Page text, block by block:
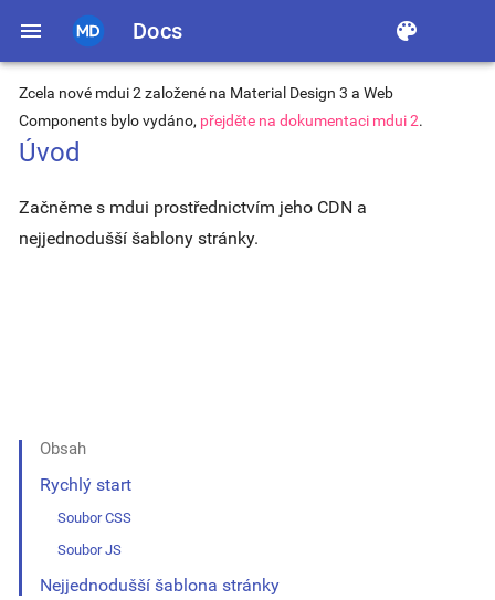
menu Docs color_lens
Zcela nové mdui 2 založené na Material Design 3 a Web
Components bylo vydáno, přejděte na dokumentaci mdui 2.
Úvod
Začněme s mdui prostřednictvím jeho CDN a
nejjednodušší šablony stránky.
Obsah
Rychlý start
Soubor CSS
Soubor JS
Nejjednodušší šablona stránky